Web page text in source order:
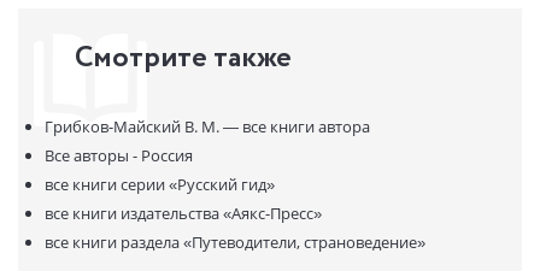
Смотрите также
Грибков-Майский В. М. — все книги автора
Все авторы - Россия
все книги серии«Русский гид»
все книги издательства«Аякс-Пресс»
все книги раздела«Путеводители, страноведение»